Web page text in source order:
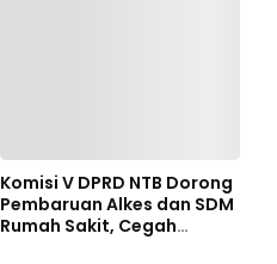
Komisi V DPRD NTB Dorong
Pembaruan Alkes dan SDM
Rumah Sakit, Cegah